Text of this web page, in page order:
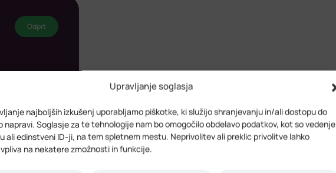
Upravljanje soglasja
najboljših izkušenj uporabljamo piškotke, ki služijo shranjevanju in/ali dostopu do
napravi. Soglasje za te tehnologije nam bo omogočilo obdelavo podatkov, kot so vedenje
ali edinstveni ID-ji, na tem spletnem mestu. Neprivolitev ali preklic privolitve lahko
na nekatere zmožnosti in funkcije.
Odprt